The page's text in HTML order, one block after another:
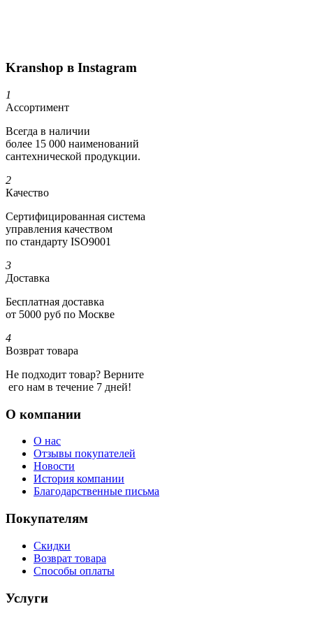
Kranshop в Instagram
1
Ассортимент
Всегда в наличии
более 15 000 наименований
сантехнической продукции.
2
Качество
Сертифициро­ванная система
управления качеством
по стандарту ISO9001
3
Доставка
Бесплатная доставка
от 5000 руб по Москве
4
Возврат товара
Не подходит товар? Верните
его нам в течение 7 дней!
О компании
О нас
Отзывы покупателей
Новости
История компании
Благодарственные письма
Покупателям
Скидки
Возврат товара
Способы оплаты
Услуги